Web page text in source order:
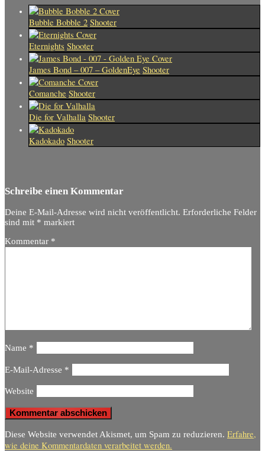
Bubble Bobble 2 Shooter
Eternights Shooter
James Bond – 007 – GoldenEye Shooter
Comanche Shooter
Die for Valhalla Shooter
Kadokado Shooter
Schreibe einen Kommentar
Deine E-Mail-Adresse wird nicht veröffentlicht. Erforderliche Felder
sind mit * markiert
Kommentar *
Name *
E-Mail-Adresse *
Website
Diese Website verwendet Akismet, um Spam zu reduzieren. Erfahre,
wie deine Kommentardaten verarbeitet werden.